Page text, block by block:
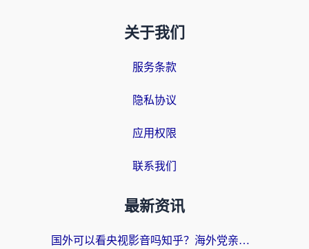
关于我们
服务条款
隐私协议
应用权限
联系我们
最新资讯
国外可以看央视影音吗知乎？海外党亲测有效的回国加速方案